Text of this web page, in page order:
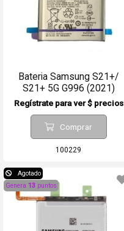
Bateria Samsung S21+/
S21+ 5G G996 (2021)
Regístrate para ver $ precios
Comprar
100229
Agotado
Genera 13 puntos